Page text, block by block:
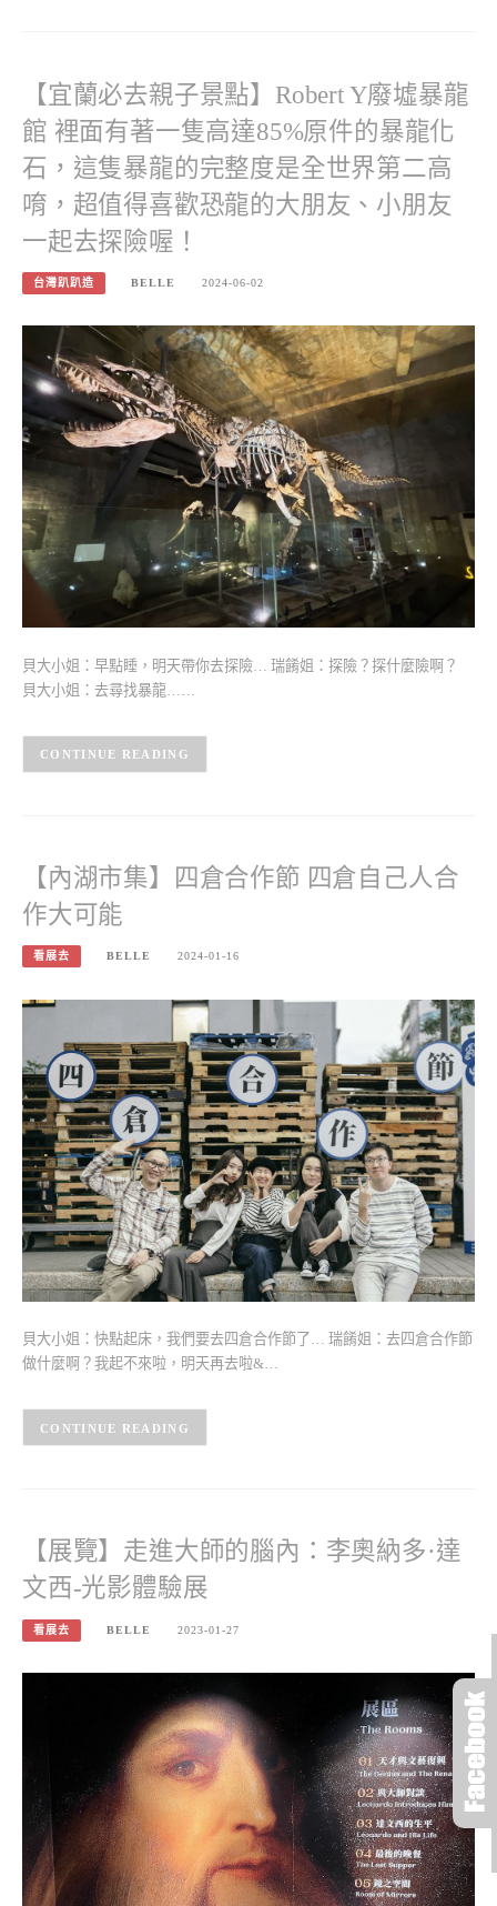
【宜蘭必去親子景點】Robert Y廢墟暴龍
館 裡面有著一隻高達85%原件的暴龍化
石，這隻暴龍的完整度是全世界第二高
唷，超值得喜歡恐龍的大朋友、小朋友
一起去探險喔！
台灣趴趴造 BELLE 2024-06-02
貝大小姐：早點睡，明天帶你去探險… 瑞餚姐：探險？探什麼險啊？
貝大小姐：去尋找暴龍……
CONTINUE READING
【內湖市集】四倉合作節 四倉自己人合
作大可能
看展去 BELLE 2024-01-16
貝大小姐：快點起床，我們要去四倉合作節了… 瑞餚姐：去四倉合作節
做什麼啊？我起不來啦，明天再去啦&…
CONTINUE READING
【展覽】走進大師的腦內：李奧納多·達
文西-光影體驗展
看展去 BELLE 2023-01-27